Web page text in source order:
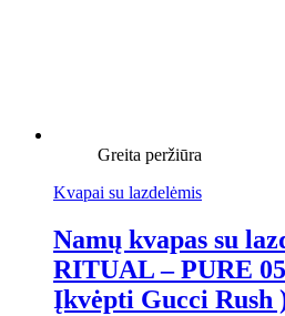
Greita peržiūra
Kvapai su lazdelėmis
Namų kvapas su
RITUAL – PURE
Įkvėpti Gucci Rush